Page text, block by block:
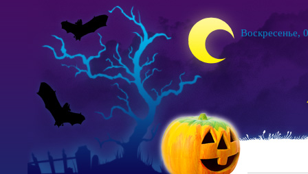
Воскресенье,